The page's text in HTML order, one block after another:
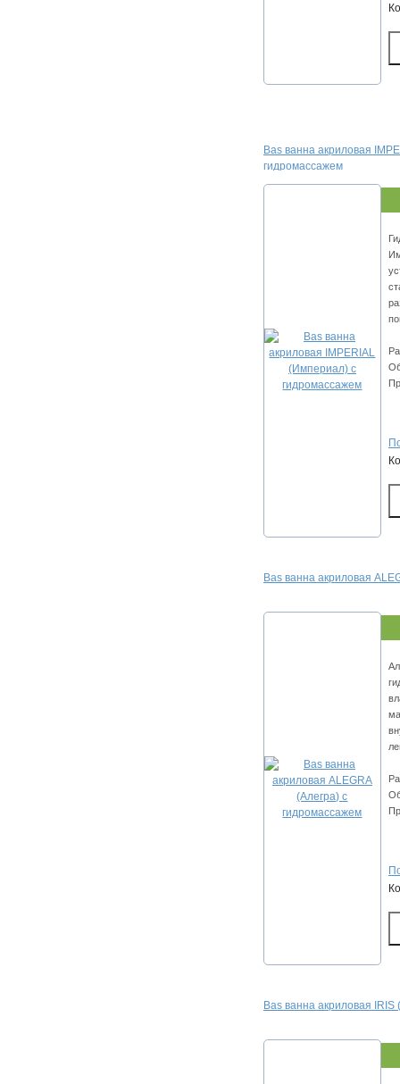
Bas ванна акриловая
гидромассажем
Bas ванна акриловая
Bas ванна акриловая IRIS